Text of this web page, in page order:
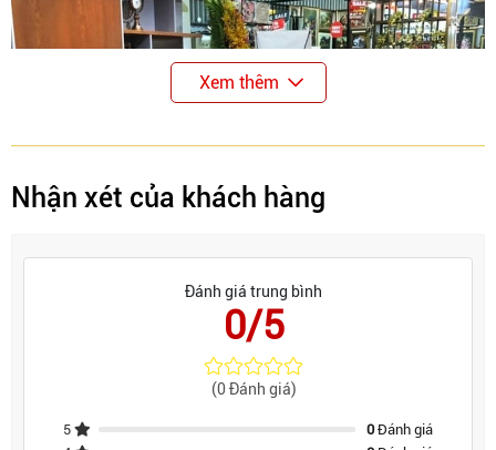
Xem thêm
Nhận xét của khách hàng
Đánh giá trung bình
0/5
(0 Đánh giá)
5 0Đánh giá